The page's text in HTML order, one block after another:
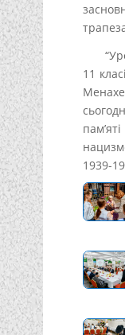
11
1939-